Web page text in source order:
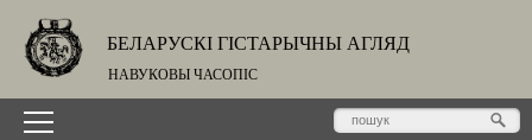
БЕЛАРУСКІ ГІСТАРЫЧНЫ АГЛЯД
НАВУКОВЫ ЧАСОПІС